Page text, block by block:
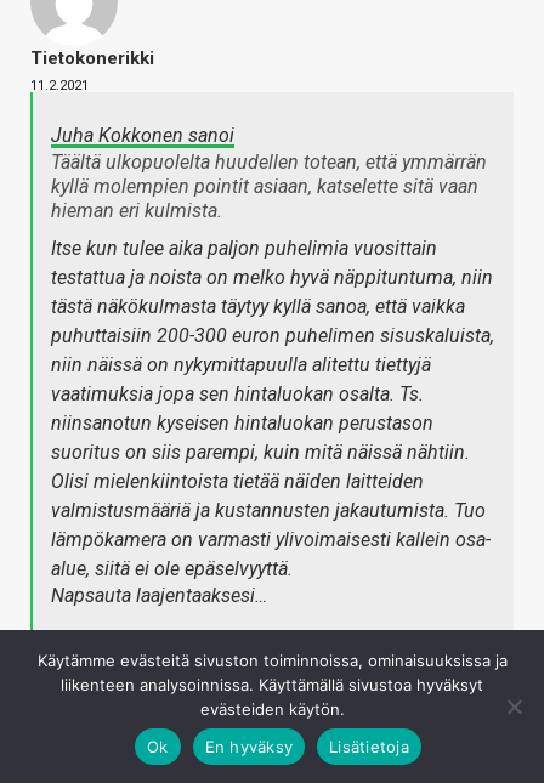
Tietokonerikki
11.2.2021
Juha Kokkonen sanoi
Täältä ulkopuolelta huudellen totean, että ymmärrän
kyllä molempien pointit asiaan, katselette sitä vaan
hieman eri kulmista.
Itse kun tulee aika paljon puhelimia vuosittain
testattua ja noista on melko hyvä näppituntuma, niin
tästä näkökulmasta täytyy kyllä sanoa, että vaikka
puhuttaisiin 200-300 euron puhelimen sisuskaluista,
niin näissä on nykymittapuulla alitettu tiettyjä
vaatimuksia jopa sen hintaluokan osalta. Ts.
niinsanotun kyseisen hintaluokan perustason
suoritus on siis parempi, kuin mitä näissä nähtiin.
Olisi mielenkiintoista tietää näiden laitteiden
valmistusmääriä ja kustannusten jakautumista. Tuo
lämpökamera on varmasti ylivoimaisesti kallein osa-
alue, siitä ei ole epäselvyyttä.
Napsauta laajentaaksesi…
Hienoa, että otat tarkasteluun näitäkin. Toimivalle
kohtuuhintaisella lämpökameran omaavalle puhelimelle
on kyllä kysyntää. Vähentäisi "turhien" kameroiden
määrää. Itselläni on Seek thermal compact USB-micro,
Käytämme evästeitä sivuston toiminnoissa, ominaisuuksissa ja
liikenteen analysoinnissa. Käyttämällä sivustoa hyväksyt
evästeiden käytön.
Ok
En hyväksy Lisätietoja